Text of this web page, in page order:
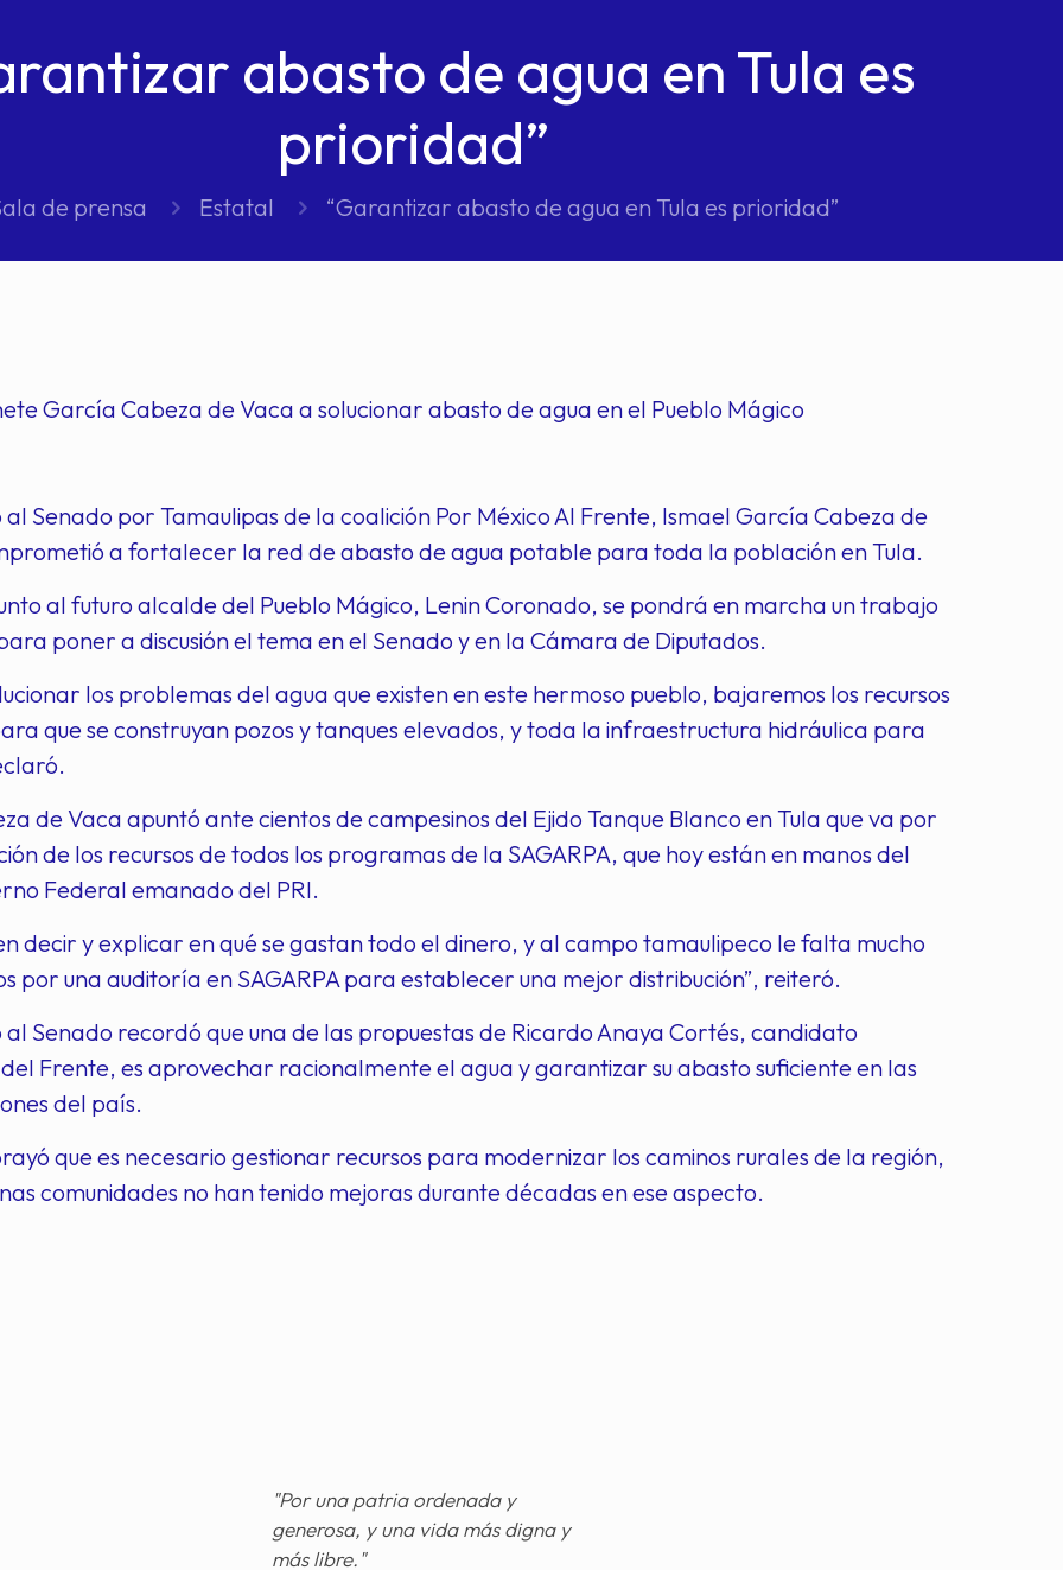
abasto de agua en Tula es
prioridad”
de prensa Estatal “Garantizar abasto de agua en Tula es prioridad”
García Cabeza de Vaca a solucionar abasto de agua en el Pueblo Mágico
Senado por Tamaulipas de la coalición Por México Al Frente, Ismael García Cabeza de
a fortalecer la red de abasto de agua potable para toda la población en Tula.
al futuro alcalde del Pueblo Mágico, Lenin Coronado, se pondrá en marcha un trabajo
poner a discusión el tema en el Senado y en la Cámara de Diputados.
los problemas del agua que existen en este hermoso pueblo, bajaremos los recursos
que se construyan pozos y tanques elevados, y toda la infraestructura hidráulica para
de Vaca apuntó ante cientos de campesinos del Ejido Tanque Blanco en Tula que va por
de los recursos de todos los programas de la SAGARPA, que hoy están en manos del
Federal emanado del PRI.
decir y explicar en qué se gastan todo el dinero, y al campo tamaulipeco le falta mucho
por una auditoría en SAGARPA para establecer una mejor distribución”, reiteró.
Senado recordó que una de las propuestas de Ricardo Anaya Cortés, candidato
Frente, es aprovechar racionalmente el agua y garantizar su abasto suficiente en las
del país.
que es necesario gestionar recursos para modernizar los caminos rurales de la región,
comunidades no han tenido mejoras durante décadas en ese aspecto.
"Por una patria ordenada y
generosa, y una vida más digna y
más libre."